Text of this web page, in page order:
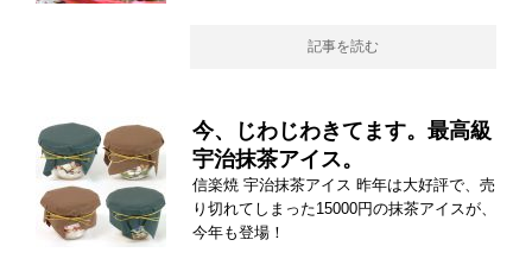
記事を読む
今、じわじわきてます。最高級
宇治抹茶アイス。
信楽焼 宇治抹茶アイス 昨年は大好評で、売
り切れてしまった15000円の抹茶アイスが、
今年も登場！